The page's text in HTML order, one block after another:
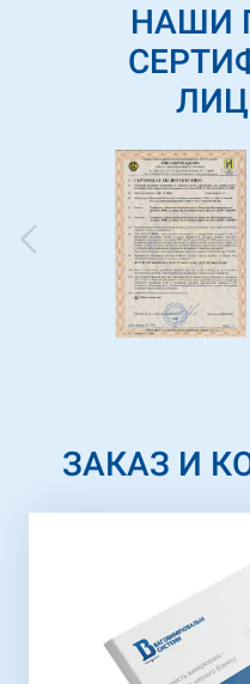
НАШИ
ЗАКАЗ И